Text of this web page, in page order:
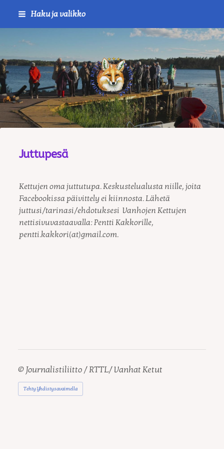
Siirry Haku ja valikko
Journalistiliitto / RTTL/
Juttupesä
Kettujen oma juttutupa. Keskustelualusta niille, joita
Facebookissa päivittely ei kiinnosta. Lähetä
juttusi/tarinasi/ehdotuksesi Vanhojen Kettujen
nettisivuvastaavalla: Pentti Kakkorille,
pentti.kakkori(at)gmail.com.
© Journalistiliitto / RTTL/ Vanhat Ketut
Tehty Yhdistysavaimella